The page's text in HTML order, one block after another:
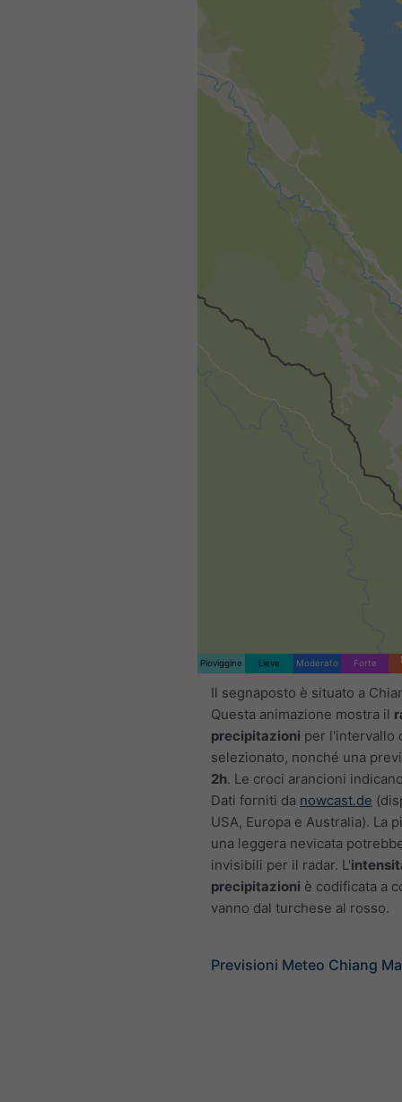
Pioviggine Lieve Moderato Forte
Il segnaposto è situato a
Questa animazione mostra il
precipitazioni per l'intervallo
selezionato, nonché una
2h. Le croci arancioni
Dati forniti da nowcast.de
USA, Europa e Australia). La
una leggera nevicata
invisibili per il radar. L'
precipitazioni è codificata a
vanno dal turchese al rosso.
Previsioni Meteo Chiang